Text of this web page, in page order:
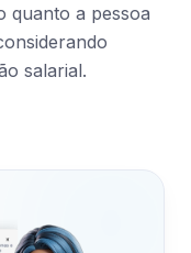
quanto a pessoa
salarial.